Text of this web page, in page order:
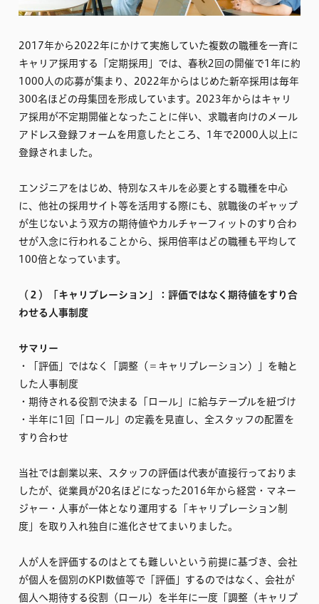
2017年から2022年にかけて実施していた複数の職種を一斉に
キャリア採用する「定期採用」では、春秋2回の開催で1年に約
1000人の応募が集まり、2022年からはじめた新卒採用は毎年
300名ほどの母集団を形成しています。2023年からはキャリ
ア採用が不定期開催となったことに伴い、求職者向けのメール
アドレス登録フォームを用意したところ、1年で2000人以上に
登録されました。
エンジニアをはじめ、特別なスキルを必要とする職種を中心
に、他社の採用サイト等を活用する際にも、就職後のギャップ
が生じないよう双方の期待値やカルチャーフィットのすり合わ
せが入念に行われることから、採用倍率はどの職種も平均して
100倍となっています。
（２）「キャリブレーション」：評価ではなく期待値をすり合
わせる人事制度
サマリー
・「評価」ではなく「調整（＝キャリブレーション）」を軸と
した人事制度
・期待される役割で決まる「ロール」に給与テーブルを紐づけ
・半年に1回「ロール」の定義を見直し、全スタッフの配置を
すり合わせ
当社では創業以来、スタッフの評価は代表が直接行っておりま
したが、従業員が20名ほどになった2016年から経営・マネー
ジャー・人事が一体となり運用する「キャリブレーション制
度」を取り入れ独自に進化させてまいりました。
人が人を評価するのはとても難しいという前提に基づき、会社
が個人を個別のKPI数値等で「評価」するのではなく、会社が
個人へ期待する役割（ロール）を半年に一度「調整（キャリブ